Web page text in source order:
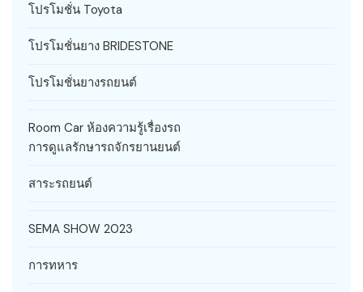
โปรโมชั่น Toyota
โปรโมชั่นยาง BRIDESTONE
โปรโมชั่นยางรถยนต์
Room Car ห้องความรู้เรื่องรถ
การดูแลรักษารถจักรยานยนต์
สาระรถยนต์
SEMA SHOW 2023
การทหาร